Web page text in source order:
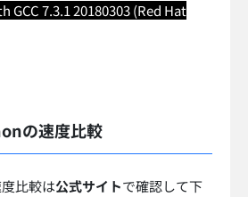
GCC 7.3.1 20180303 (Red Hat
の速度比較
比較は公式サイトで確認して下